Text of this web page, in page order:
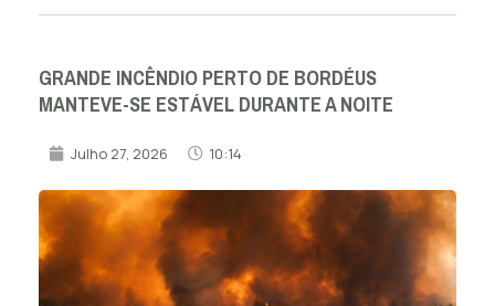
GRANDE INCÊNDIO PERTO DE BORDÉUS
MANTEVE-SE ESTÁVEL DURANTE A NOITE
Julho 27, 2026 10:14